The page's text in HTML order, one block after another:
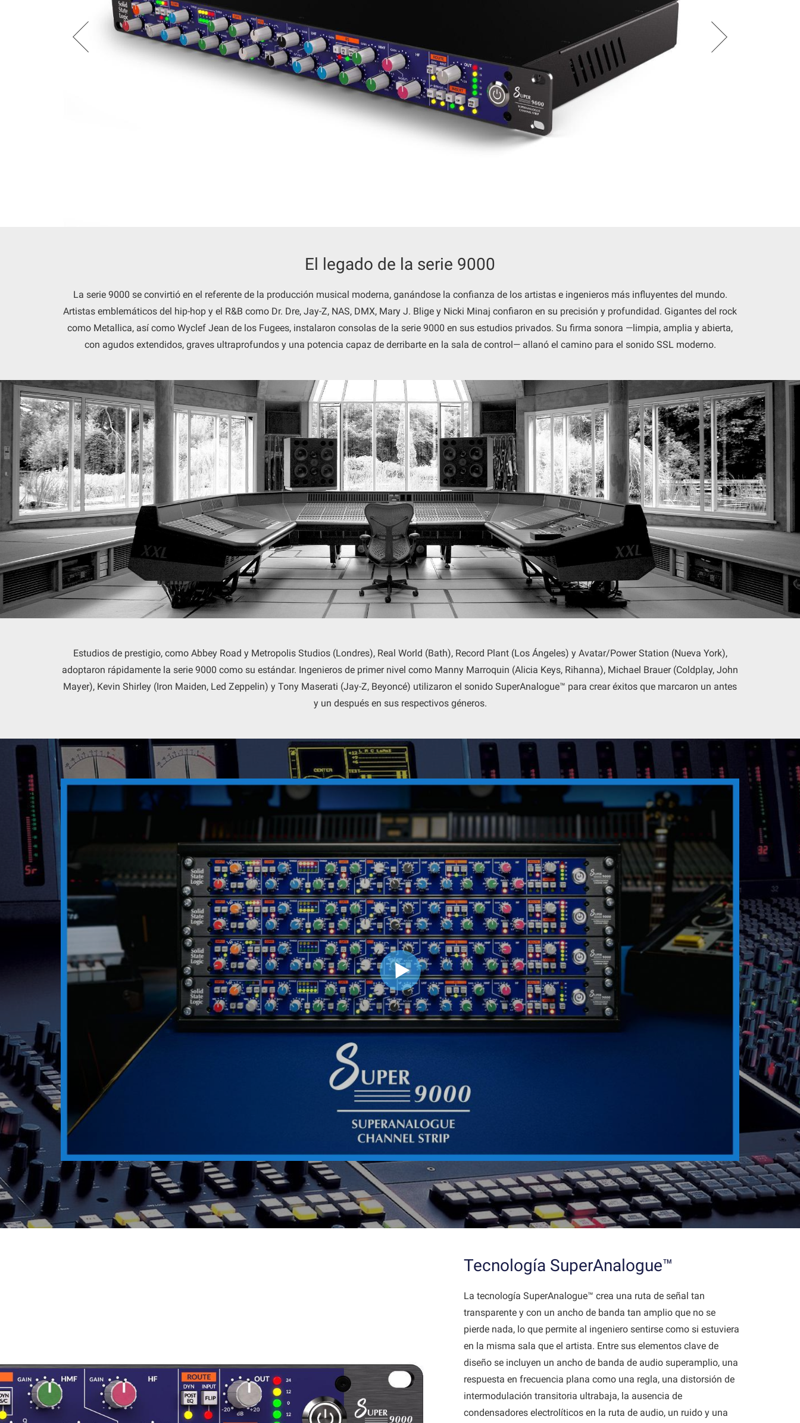
El legado de la serie 9000
La serie 9000 se convirtió en el referente de la producción musical moderna, ganándose la confianza de los artistas e ingenieros más influyentes del mundo.
Artistas emblemáticos del hip-hop y el R&B como Dr. Dre, Jay-Z, NAS, DMX, Mary J. Blige y Nicki Minaj confiaron en su precisión y profundidad. Gigantes del rock
como Metallica, así como Wyclef Jean de los Fugees, instalaron consolas de la serie 9000 en sus estudios privados. Su firma sonora —limpia, amplia y abierta,
con agudos extendidos, graves ultraprofundos y una potencia capaz de derribarte en la sala de control— allanó el camino para el sonido SSL moderno.
Estudios de prestigio, como Abbey Road y Metropolis Studios (Londres), Real World (Bath), Record Plant (Los Ángeles) y Avatar/Power Station (Nueva York),
adoptaron rápidamente la serie 9000 como su estándar. Ingenieros de primer nivel como Manny Marroquin (Alicia Keys, Rihanna), Michael Brauer (Coldplay, John
Mayer), Kevin Shirley (Iron Maiden, Led Zeppelin) y Tony Maserati (Jay-Z, Beyoncé) utilizaron el sonido SuperAnalogue™ para crear éxitos que marcaron un antes
y un después en sus respectivos géneros.
Tecnología SuperAnalogue™
La tecnología SuperAnalogue™ crea una ruta de señal tan
transparente y con un ancho de banda tan amplio que no se
pierde nada, lo que permite al ingeniero sentirse como si estuviera
en la misma sala que el artista. Entre sus elementos clave de
diseño se incluyen un ancho de banda de audio superamplio, una
respuesta en frecuencia plana como una regla, una distorsión de
intermodulación transitoria ultrabaja, la ausencia de
condensadores electrolíticos en la ruta de audio, un ruido y una